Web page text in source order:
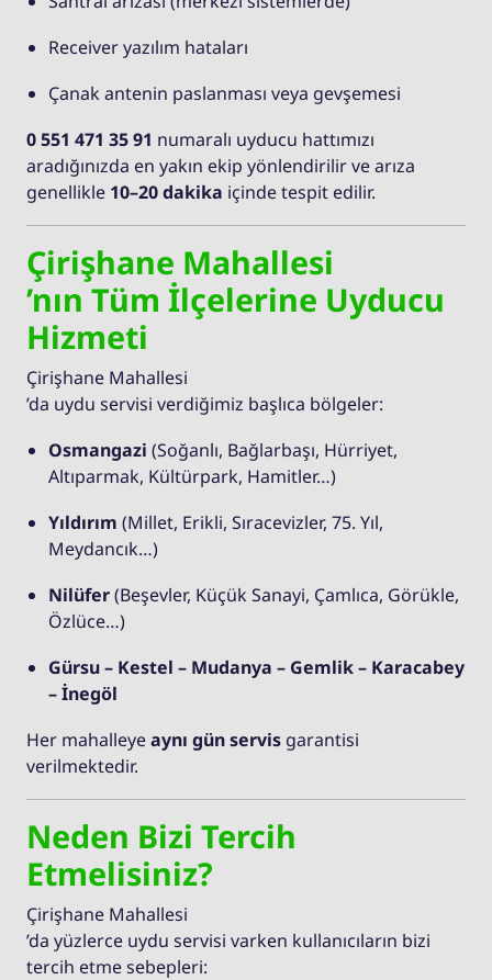
Receiver yazılım hataları
Çanak antenin paslanması veya gevşemesi
0 551 471 35 91 numaralı uyducu hattımızı
aradığınızda en yakın ekip yönlendirilir ve arıza
genellikle 10–20 dakika içinde tespit edilir.
Çirişhane Mahallesi
’nın Tüm İlçelerine Uyducu
Hizmeti
Çirişhane Mahallesi
’da uydu servisi verdiğimiz başlıca bölgeler:
Osmangazi (Soğanlı, Bağlarbaşı, Hürriyet,
Altıparmak, Kültürpark, Hamitler…)
Yıldırım (Millet, Erikli, Sıracevizler, 75. Yıl,
Meydancık…)
Nilüfer(Beşevler, Küçük Sanayi, Çamlıca, Görükle,
Özlüce…)
Gürsu – Kestel – Mudanya – Gemlik – Karacabey
– İnegöl
Her mahalleyeaynı gün servis garantisi
verilmektedir.
Neden Bizi Tercih
Etmelisiniz?
Çirişhane Mahallesi
’da yüzlerce uydu servisi varken kullanıcıların bizi
tercih etme sebepleri: